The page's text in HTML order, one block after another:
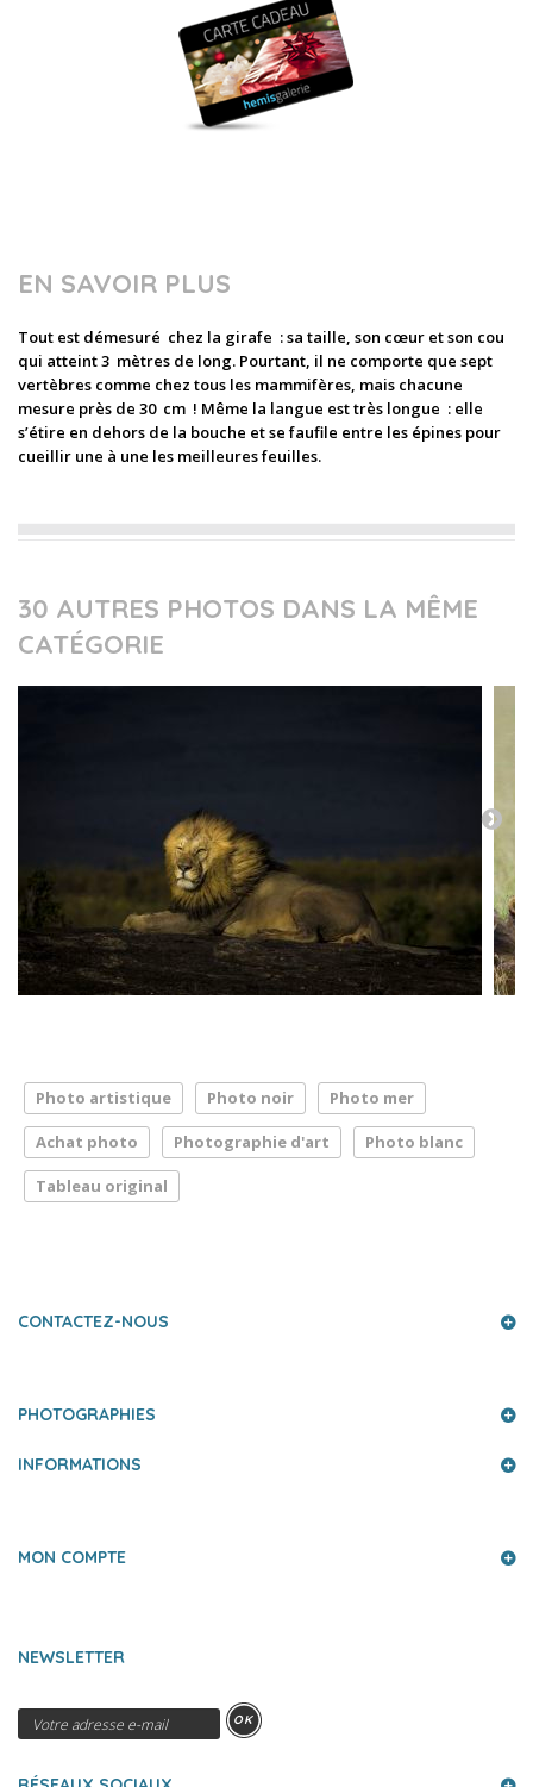
EN SAVOIR PLUS
Tout est démesuré chez la girafe : sa taille, son cœur et son cou
qui atteint 3 mètres de long. Pourtant, il ne comporte que sept
vertèbres comme chez tous les mammifères, mais chacune
mesure près de 30 cm ! Même la langue est très longue : elle
s’étire en dehors de la bouche et se faufile entre les épines pour
cueillir une à une les meilleures feuilles.
30 AUTRES PHOTOS DANS LA MÊME
CATÉGORIE
Photo artistique Photo noir Photo mer
Achat photo Photographie d'art Photo blanc
Tableau original
CONTACTEZ-NOUS
PHOTOGRAPHIES
INFORMATIONS
MON COMPTE
NEWSLETTER
OK